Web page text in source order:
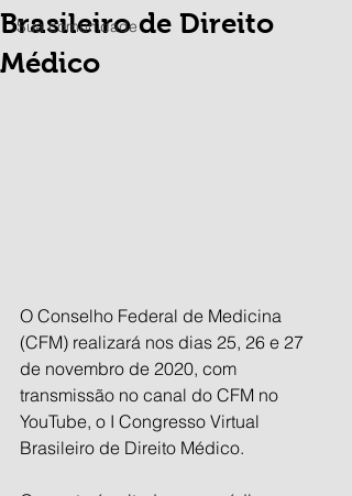
Sua comunidade
Brasileiro de Direito
Médico
O Conselho Federal de Medicina
(CFM) realizará nos dias 25, 26 e 27
de novembro de 2020, com
transmissão no canal do CFM no
YouTube, o I Congresso Virtual
Brasileiro de Direito Médico.